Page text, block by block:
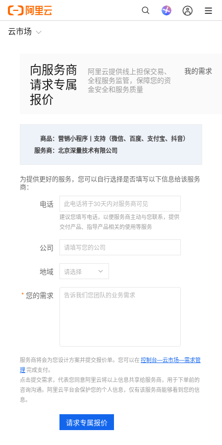
云市场
向服务商
请求专属
报价
阿里云提供线上担保交易、
全程服务监管，保障您的资
金安全和服务质量
我的需求
商品： 营销小程序丨支持（微信、百度、支付宝、抖音）
服务商： 北京深量技术有限公司
为提供更好的服务，您可以自行选择是否填写以下信息给该服务
商：
电话
建议您填写电话，以便服务商主动与您联系，提供
交付产品、指导产品相关的使用等服务
公司
地域
您的需求
服务商将会为您设计方案并提交报价单。您可以在控制台—云市场—需求管
理完成支付。
点击提交需求，代表您同意阿里云将以上信息共享给服务商，用于下单前的
咨询沟通。阿里云平台会保护您的个人信息，仅有该服务商能够看到您的信
息。
请求专属报价